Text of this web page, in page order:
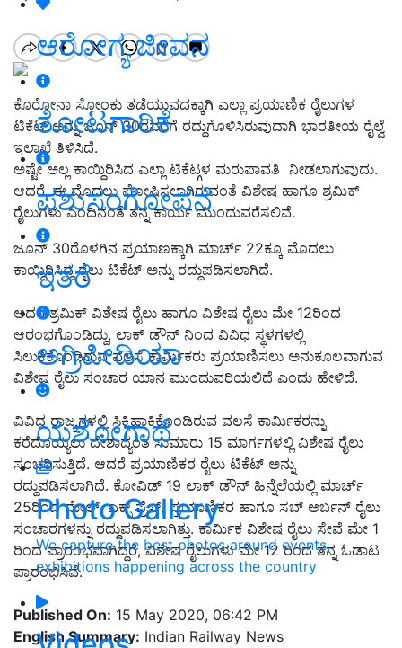
ಆರೋಗ್ಯ ಜೀವನ
ತೋಟಗಾರಿಕೆ
ಪಶುಸಂಗೋಪನೆ
ಇತರೆ
ಅಗ್ರಿಪೀಡಿಯಾ
ಯಶೋಗಾಥೆ
Photo Gallery
We capture the best photos around events,
exhibitions happening across the country
ಕೊರೋನಾ ಸೋಂಕು ತಡೆಯುವದಕ್ಕಾಗಿ ಎಲ್ಲಾ ಪ್ರಯಾಣಿಕ ರೈಲುಗಳ
ಟಿಕೆಟ್ ಅನ್ನು ಜೂನ್ 30ರವರೆಗೆ ರದ್ದುಗೊಳಿಸಿರುವುದಾಗಿ ಭಾರತೀಯ ರೈಲ್ವೆ
ಇಲಾಖೆ ತಿಳಿಸಿದೆ.
ಅಷ್ಟೇ ಅಲ್ಲ ಕಾಯ್ದಿರಿಸಿದ ಎಲ್ಲಾ ಟಿಕೆಟ್ಗಳ ಮರುಪಾವತಿ ನೀಡಲಾಗುವುದು.
ಆದರೆ, ಈ ಮೊದಲು ಘೋಷಿಸಲಾಗಿರುವಂತೆ ವಿಶೇಷ ಹಾಗೂ ಶ್ರಮಿಕ್
ರೈಲುಗಳು ಎಂದಿನಂತೆ ತನ್ನ ಕಾರ್ಯ ಮುಂದುವರೆಸಲಿವೆ.
ಜೂನ್ 30ರೊಳಗಿನ ಪ್ರಯಾಣಕ್ಕಾಗಿ ಮಾರ್ಚ್ 22ಕ್ಕೂ ಮೊದಲು
ಕಾಯ್ದಿರಿಸಿದ್ದ ರೈಲು ಟಿಕೆಟ್ ಅನ್ನು ರದ್ದುಪಡಿಸಲಾಗಿದೆ.
ಆದರೆ ಶ್ರಮಿಕ್ ವಿಶೇಷ ರೈಲು ಹಾಗೂ ವಿಶೇಷ ರೈಲು ಮೇ 12ರಿಂದ
ಆರಂಭಗೊಂಡಿದ್ದು, ಲಾಕ್ ಡೌನ್ ನಿಂದ ವಿವಿಧ ಸ್ಥಳಗಳಲ್ಲಿ
ಸಿಲುಕಿಕೊಂಡಿರುವ ವಲಸೆ ಕಾರ್ಮಿಕರು ಪ್ರಯಾಣಿಸಲು ಅನುಕೂಲವಾಗುವ
ವಿಶೇಷ ರೈಲು ಸಂಚಾರ ಯಾನ ಮುಂದುವರಿಯಲಿದೆ ಎಂದು ಹೇಳಿದೆ.
ವಿವಿಧ ರಾಜ್ಯಗಳಲ್ಲಿ ಸಿಕ್ಕಿಹಾಕಿಕೊಂಡಿರುವ ವಲಸೆ ಕಾರ್ಮಿಕರನ್ನು
ಕರೆದೊಯ್ಯಲು ದೇಶಾದ್ಯಂತ ಸುಮಾರು 15 ಮಾರ್ಗಗಳಲ್ಲಿ ವಿಶೇಷ ರೈಲು
ಸಂಚರಿಸುತ್ತಿದೆ. ಆದರೆ ಪ್ರಯಾಣಿಕರ ರೈಲು ಟಿಕೆಟ್ ಅನ್ನು
ರದ್ದುಪಡಿಸಲಾಗಿದೆ. ಕೋವಿಡ್ 19 ಲಾಕ್ ಡೌನ್ ಹಿನ್ನೆಲೆಯಲ್ಲಿ ಮಾರ್ಚ್
25ರಿಂದ ಮೇಲ್, ಎಕ್ಸ್ ಪ್ರೆಸ್, ಪ್ರಯಾಣಿಕರ ಹಾಗೂ ಸಬ್ ಅರ್ಬನ್ ರೈಲು
ಸಂಚಾರಗಳನ್ನು ರದ್ದುಪಡಿಸಲಾಗಿತ್ತು. ಕಾರ್ಮಿಕ ವಿಶೇಷ ರೈಲು ಸೇವೆ ಮೇ 1
ರಿಂದ ಪ್ರಾರಂಭವಾಗಿದ್ದರೆ, ವಿಶೇಷ ರೈಲುಗಳು ಮೇ 12 ರಿಂದ ತನ್ನ ಓಡಾಟ
ಪ್ರಾರಂಭಿಸಿವೆ.
Published On: 15 May 2020, 06:42 PM
English Summary: Indian Railway News